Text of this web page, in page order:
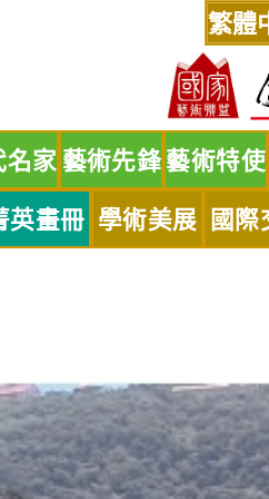
繁體
名家 藝術先鋒藝術特使
英畫冊 學術美展 國際